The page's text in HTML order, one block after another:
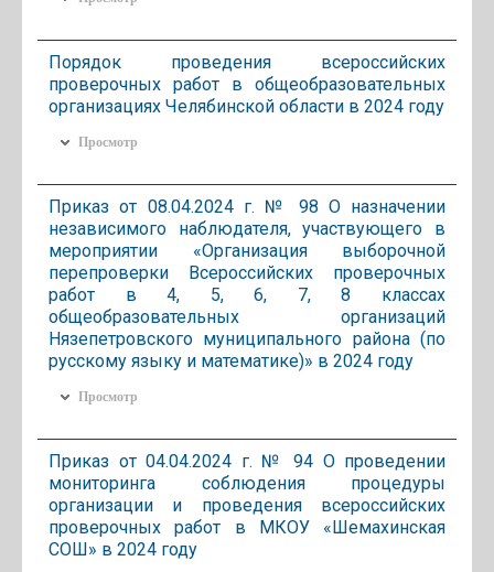
Порядок проведения всероссийских
проверочных работ в общеобразовательных
организациях Челябинской области в 2024 году
Просмотр
Приказ от 08.04.2024 г. № 98 О назначении
независимого наблюдателя, участвующего в
мероприятии «Организация выборочной
перепроверки Всероссийских проверочных
работ в 4, 5, 6, 7, 8 классах
общеобразовательных организаций
Нязепетровского муниципального района (по
русскому языку и математике)» в 2024 году
Просмотр
Приказ от 04.04.2024 г. № 94 О проведении
мониторинга соблюдения процедуры
организации и проведения всероссийских
проверочных работ в МКОУ «Шемахинская
СОШ» в 2024 году